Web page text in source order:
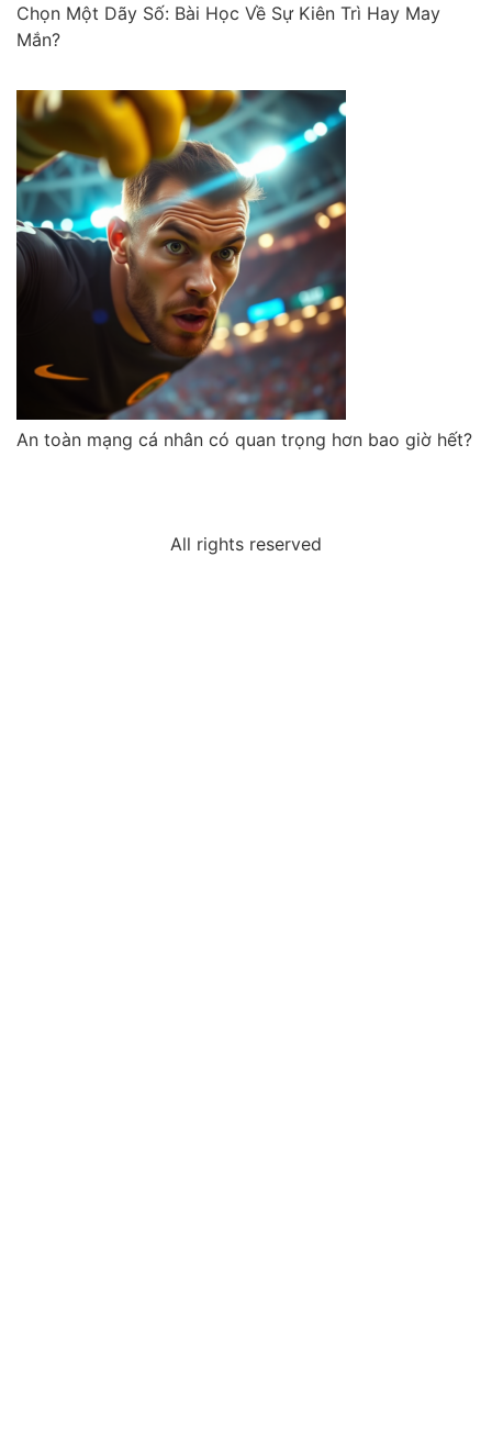
Chọn Một Dãy Số: Bài Học Về Sự Kiên Trì Hay May
Mắn?
An toàn mạng cá nhân có quan trọng hơn bao giờ hết?
All rights reserved